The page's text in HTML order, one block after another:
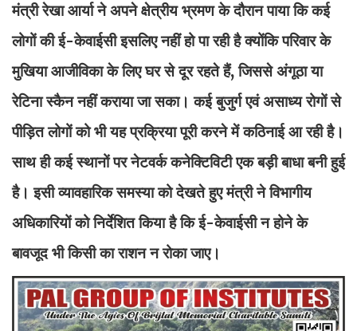
मंत्री रेखा आर्या ने अपने क्षेत्रीय भ्रमण के दौरान पाया कि कई
लोगों की ई-केवाईसी इसलिए नहीं हो पा रही है क्योंकि परिवार के
मुखिया आजीविका के लिए घर से दूर रहते हैं, जिससे अंगूठा या
रेटिना स्कैन नहीं कराया जा सका। कई बुजुर्ग एवं असाध्य रोगों से
पीड़ित लोगों को भी यह प्रक्रिया पूरी करने में कठिनाई आ रही है।
साथ ही कई स्थानों पर नेटवर्क कनेक्टिविटी एक बड़ी बाधा बनी हुई
है। इसी व्यावहारिक समस्या को देखते हुए मंत्री ने विभागीय
अधिकारियों को निर्देशित किया है कि ई-केवाईसी न होने के
बावजूद भी किसी का राशन न रोका जाए।